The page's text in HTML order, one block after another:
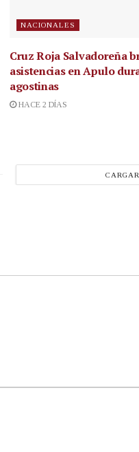
NACIONALES
Cruz Roja Salvadoreña
asistencias en Apulo
agostinas
HACE 2 DÍAS